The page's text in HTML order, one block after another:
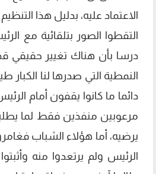
الاعتماد عليه، بدليل هذا التنظيم
التقطوا الصور بتلقائية مع
درسا بأن هناك تغيير حقيقي
النمطية التي صدرها لنا
دائما ما كانوا يقفون أمام
مرعوبين منفذين فقط لما
يرضيه، أما هؤلاء الشباب
الرئيس ولم يرتعدوا منه